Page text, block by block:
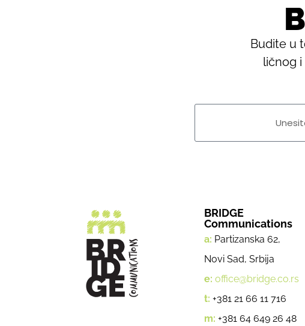
Budite u
ličnog
BRIDGE
Communications
a: Partizanska 62,
Novi Sad, Srbija
e: office@bridge.co.rs
t: +381 21 66 11 716
m: +381 64 649 26 48